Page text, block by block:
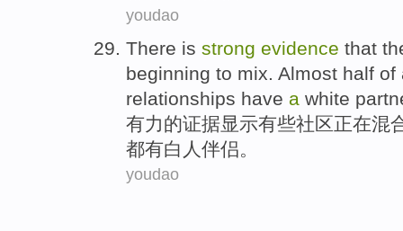
youdao
There is strong evidence that
beginning to mix. Almost half of
relationships have a white
有力的证据显示有些社区正在混
都有白人 伴侣。
youdao